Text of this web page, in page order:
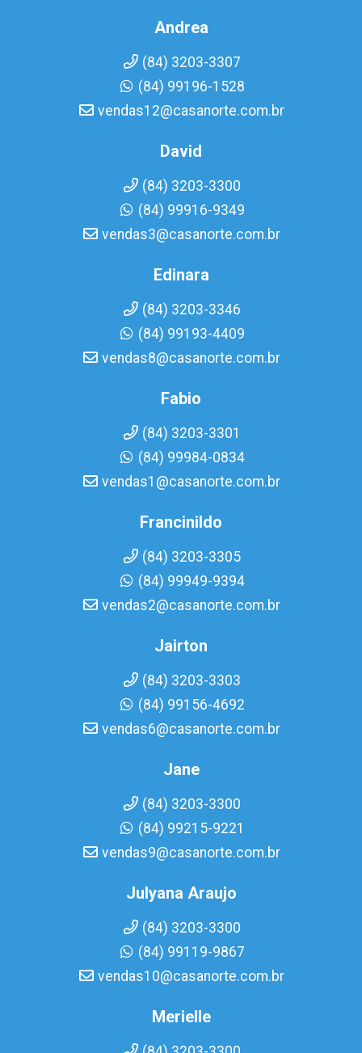
Andrea
(84) 3203-3307
(84) 99196-1528
vendas12@casanorte.com.br
David
(84) 3203-3300
(84) 99916-9349
vendas3@casanorte.com.br
Edinara
(84) 3203-3346
(84) 99193-4409
vendas8@casanorte.com.br
Fabio
(84) 3203-3301
(84) 99984-0834
vendas1@casanorte.com.br
Francinildo
(84) 3203-3305
(84) 99949-9394
vendas2@casanorte.com.br
Jairton
(84) 3203-3303
(84) 99156-4692
vendas6@casanorte.com.br
Jane
(84) 3203-3300
(84) 99215-9221
vendas9@casanorte.com.br
Julyana Araujo
(84) 3203-3300
(84) 99119-9867
vendas10@casanorte.com.br
Merielle